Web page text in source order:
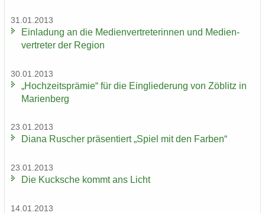
31.01.2013
Ein­la­dung an die Me­di­en­ver­tre­te­rin­nen und Me­di­en­
ver­tre­ter der Re­gi­on
30.01.2013
„Hoch­zeits­prä­mie“ für die Ein­glie­de­rung von Zö­blitz in
Ma­ri­en­berg
23.01.2013
Diana Ru­scher prä­sen­tiert „Spiel mit den Far­ben“
23.01.2013
Die Kuck­sche kommt ans Licht
14.01.2013